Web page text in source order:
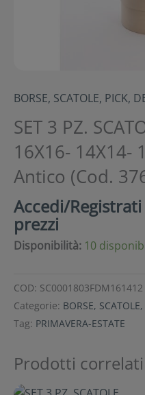
BORSE, SCATOLE, PICK,
SET 3 PZ.
16X16- 14X14-
Antico (Cod.
Accedi/
prezzi
Disponibilità: 10
COD: SC0001803FDM161412
Categorie: BORSE,
Tag: PRIMAVERA-ESTATE
Prodotti correlati